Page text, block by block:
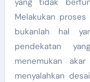
Melakukan
bukanlah hal
pendekatan
menemukan akar
menyalahkan